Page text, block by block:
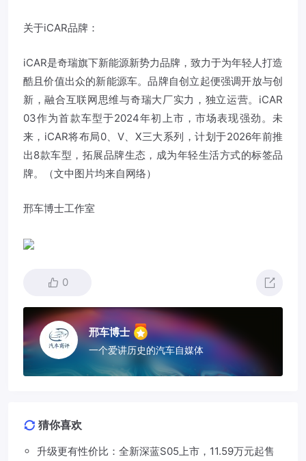
关于iCAR品牌：
iCAR是奇瑞旗下新能源新势力品牌，致力于为年轻人打造
酷且价值出众的新能源车。品牌自创立起便强调开放与创
新，融合互联网思维与奇瑞大厂实力，独立运营。iCAR
03作为首款车型于2024年初上市，市场表现强劲。未
来，iCAR将布局0、V、X三大系列，计划于2026年前推
出8款车型，拓展品牌生态，成为年轻生活方式的标签品
牌。（文中图片均来自网络）
邢车博士工作室
0
邢车博士
一个爱讲历史的汽车自媒体
猜你喜欢
升级更有性价比：全新深蓝S05上市，11.59万元起售